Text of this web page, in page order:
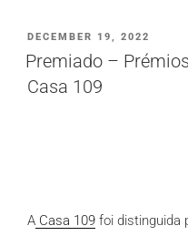
PUBLICADO
EM
DECEMBER 19, 2022
Premiado –
Casa 109
A Casa 109 foi distinguida